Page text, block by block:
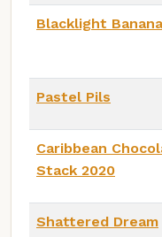
Blacklight Banana
Pastel Pils
Caribbean
Stack 2020
Shattered Dream